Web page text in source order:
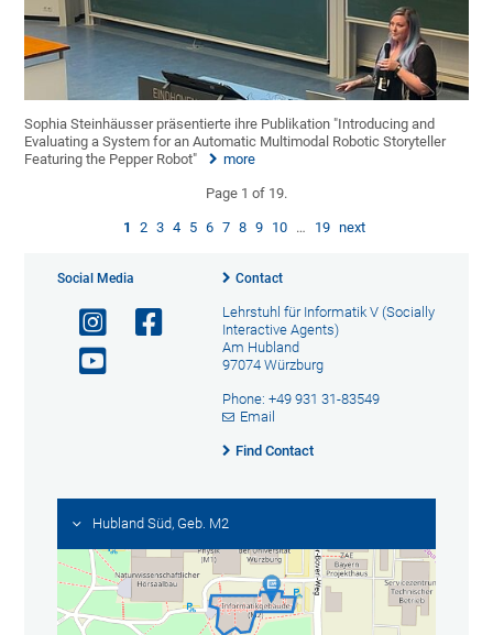
Sophia Steinhäusser präsentierte ihre Publikation "Introducing and
Evaluating a System for an Automatic Multimodal Robotic Storyteller
Featuring the Pepper Robot"
more
Page 1 of 19.
1 2 3 4 5 6 7 8 9 10 … 19 next
Social Media Contact
Lehrstuhl für Informatik V (Socially
Interactive Agents)
Am Hubland
97074 Würzburg
Phone: +49 931 31-83549
Email
Find Contact
Hubland Süd, Geb. M2